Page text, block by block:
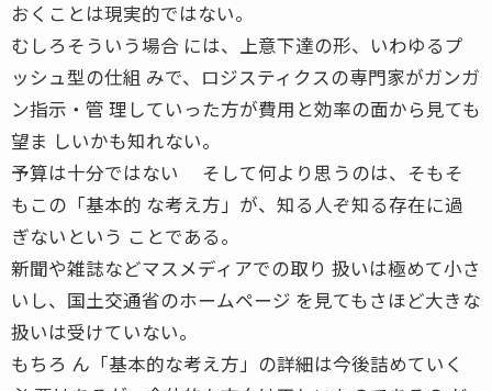
おくことは現実的ではない。
むしろそういう場合 には、上意下達の形、いわゆるプ
ッシュ型の仕組 みで、ロジスティクスの専門家がガンガ
ン指示・管 理していった方が費用と効率の面から見ても
望ま しいかも知れない。
予算は十分ではない そして何より思うのは、そもそ
もこの「基本的 な考え方」が、知る人ぞ知る存在に過
ぎないという ことである。
新聞や雑誌などマスメディアでの取り 扱いは極めて小さ
いし、国土交通省のホームページ を見てもさほど大きな
扱いは受けていない。
もちろ ん「基本的な考え方」の詳細は今後詰めていく